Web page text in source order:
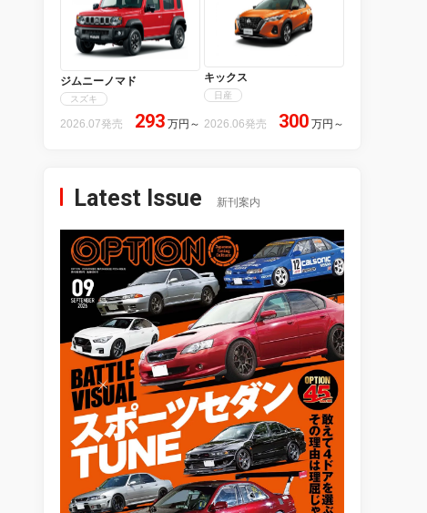
ジムニーノマド
スズキ
2026.07発売 293 万円 ～
キックス
日産
2026.06発売 300 万円 ～
Latest Issue 新刊案内